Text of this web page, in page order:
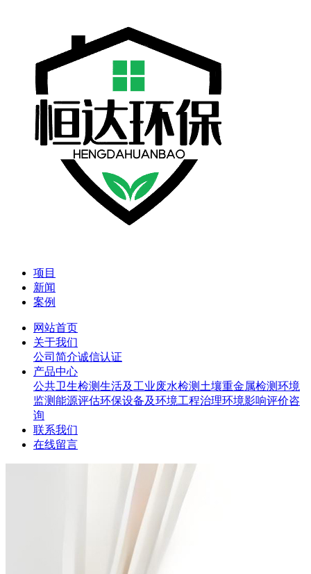
项目
新闻
案例
网站首页
关于我们
公司简介诚信认证
产品中心
公共卫生检测生活及工业废水检测 土壤重金属检测环境
监测能源评估环保设备及环境工程治理环境影响评价咨
询
联系我们
在线留言